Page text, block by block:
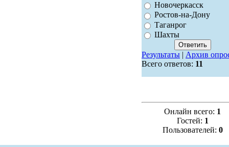
Новочеркасск
Ростов-на-Дону
Таганрог
Шахты
Результаты| Архив
Всего ответов: 11
Онлайн всего: 1
Гостей: 1
Пользователей: 0